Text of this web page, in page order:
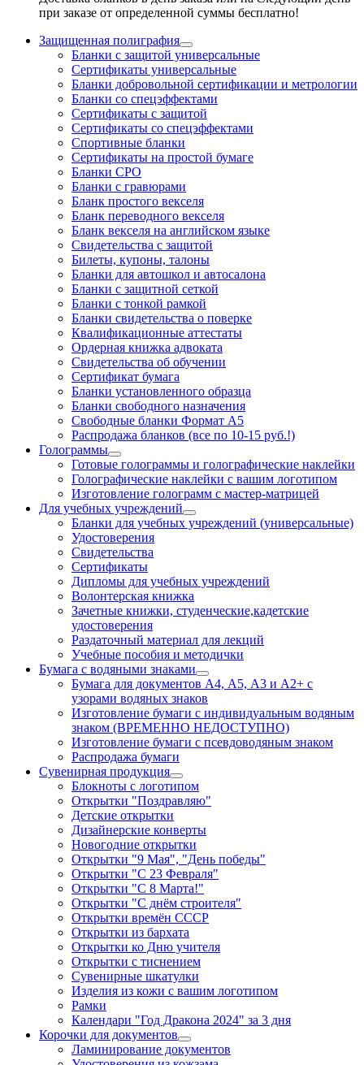
при заказе от определенной суммы бесплатно!
Защищенная полиграфия
Бланки с защитой универсальные
Сертификаты универсальные
Бланки добровольной сертификации и метрологии
Бланки со спецэффектами
Сертификаты с защитой
Сертификаты со спецэффектами
Спортивные бланки
Cертификаты на простой бумаге
Бланки СРО
Бланки с гравюрами
Бланк простого векселя
Бланк переводного векселя
Бланк векселя на английском языке
Свидетельства с защитой
Билеты, купоны, талоны
Бланки для автошкол и автосалона
Бланки с защитной сеткой
Бланки с тонкой рамкой
Бланки свидетельства о поверке
Квалификационные аттестаты
Ордерная книжка адвоката
Свидетельства об обучении
Сертификат бумага
Бланки установленного образца
Бланки свободного назначения
Свободные бланки Формат А5
Распродажа бланков (все по 10-15 руб.!)
Голограммы
Готовые голограммы и голографические наклейки
Голографические наклейки с вашим логотипом
Изготовление голограмм с мастер-матрицей
Для учебных учреждений
Бланки для учебных учреждений (универсальные)
Удостоверения
Свидетельства
Сертификаты
Дипломы для учебных учреждений
Волонтерская книжка
Зачетные книжки, студенческие,кадетские
удостоверения
Раздаточный материал для лекций
Учебные пособия и методички
Бумага с водяными знаками
Бумага для документов А4, А5, А3 и А2+ с
узорами водяных знаков
Изготовление бумаги с индивидуальным водяным
знаком (ВРЕМЕННО НЕДОСТУПНО)
Изготовление бумаги с псевдоводяным знаком
Распродажа бумаги
Сувенирная продукция
Блокноты с логотипом
Открытки "Поздравляю"
Детские открытки
Дизайнерские конверты
Новогодние открытки
Открытки "9 Мая", "День победы"
Открытки "С 23 Февраля"
Открытки "С 8 Марта!"
Открытки "С днём строителя"
Открытки времён СССР
Открытки из бархата
Открытки ко Дню учителя
Открытки с тиснением
Сувенирные шкатулки
Изделия из кожи с вашим логотипом
Рамки
Календари "Год Дракона 2024" за 3 дня
Корочки для документов
Ламинирование документов